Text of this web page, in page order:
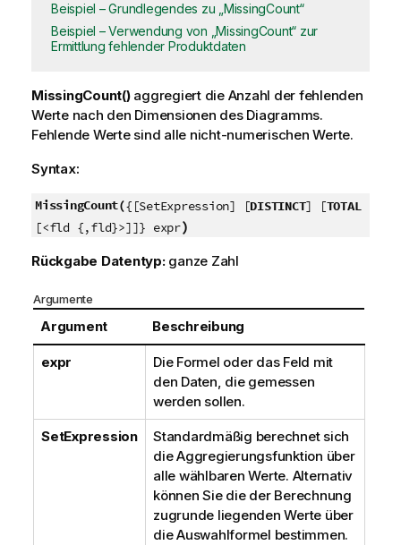
Beispiel – Grundlegendes zu „MissingCount“
Beispiel – Verwendung von „MissingCount“ zur
Ermittlung fehlender Produktdaten
MissingCount() aggregiert die Anzahl der fehlenden
Werte nach den Dimensionen des Diagramms.
Fehlende Werte sind alle nicht-numerischen Werte.
Syntax:
MissingCount({[SetExpression] [DISTINCT] [TOTAL
[<fld {,fld}>]]} expr)
Rückgabe Datentyp: ganze Zahl
Argumente
Argument Beschreibung
expr
Die Formel oder das Feld mit
den Daten, die gemessen
werden sollen.
SetExpression
Standardmäßig berechnet sich
die Aggregierungsfunktion über
alle wählbaren Werte. Alternativ
können Sie die der Berechnung
zugrunde liegenden Werte über
die Auswahlformel bestimmen.